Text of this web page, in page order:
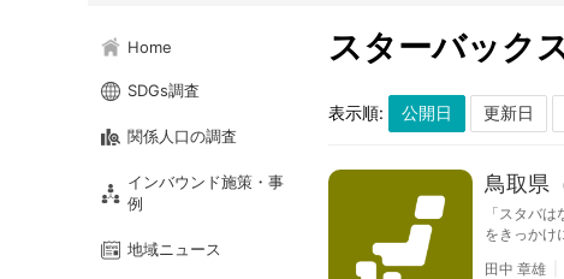
Home
SDGs調査
関係人口の調査
インバウンド施策・事
例
地域ニュース
スターバック
表示順:
鳥取県
「スタバ
をきっかけ
田中 章雄